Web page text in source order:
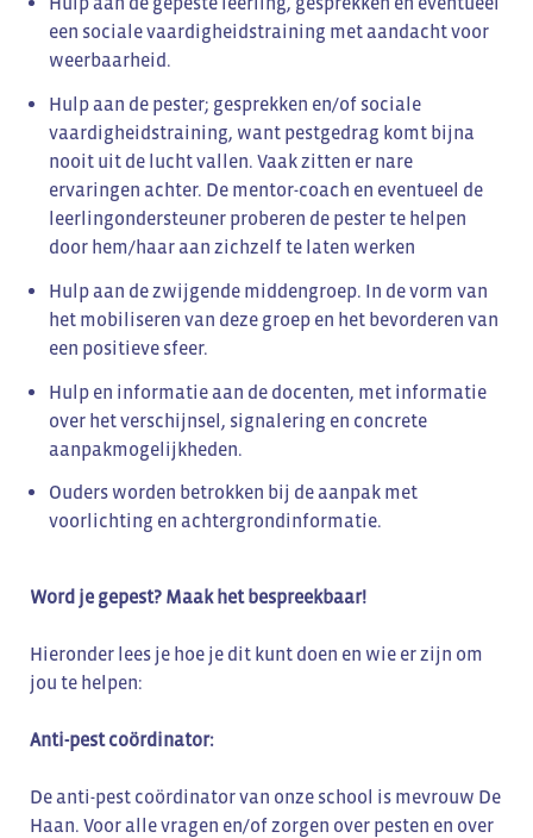
een sociale vaardigheidstraining met aandacht voor
weerbaarheid.
Hulp aan de pester; gesprekken en/of sociale
vaardigheidstraining, want pestgedrag komt bijna
nooit uit de lucht vallen. Vaak zitten er nare
ervaringen achter. De mentor-coach en eventueel de
leerlingondersteuner proberen de pester te helpen
door hem/haar aan zichzelf te laten werken
Hulp aan de zwijgende middengroep. In de vorm van
het mobiliseren van deze groep en het bevorderen van
een positieve sfeer.
Hulp en informatie aan de docenten, met informatie
over het verschijnsel, signalering en concrete
aanpakmogelijkheden.
Ouders worden betrokken bij de aanpak met
voorlichting en achtergrondinformatie.
Word je gepest? Maak het bespreekbaar!
Hieronder lees je hoe je dit kunt doen en wie er zijn om
jou te helpen:
Anti-pest coördinator:
De anti-pest coördinator van onze school is mevrouw De
Haan. Voor alle vragen en/of zorgen over pesten en over